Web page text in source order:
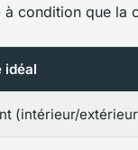
à condition que
idéal
(intérieur/